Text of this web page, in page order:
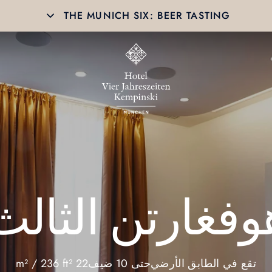
THE MUNICH SIX: BEER TASTING
تقع في الطابق الأرضيحتى 10 ضيف 22 m² / 236 ft²